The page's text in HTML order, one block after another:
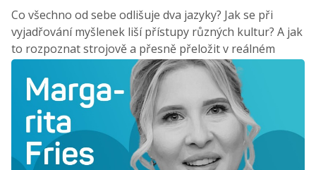
Co všechno od sebe odlišuje dva jazyky? Jak se při
vyjadřování myšlenek liší přístupy různých kultur? A jak
to rozpoznat strojově a přesně přeložit v reálném
čase? Nad tím se zamýšlel host BlueGhost Update
Lukáš Novák, designer, vývojář a zakladatel projektu
Native, který vytváří chatovací nástroj pro komunikaci v
reálném čase.